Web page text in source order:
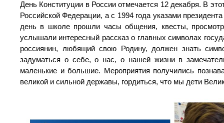
День Конституции в России отмечается 12 декабря. В
Российской Федерации, а с 1994 года указами
день в школе прошли часы общения, квесты,
услышали интересный рассказ о главных символах
россиянин, любящий свою Родину, должен знать
задуматься о себе, о нас, о нашей жизни в
маленькие и большие. Мероприятия получились
великой и сильной державы, гордиться, что мы дети